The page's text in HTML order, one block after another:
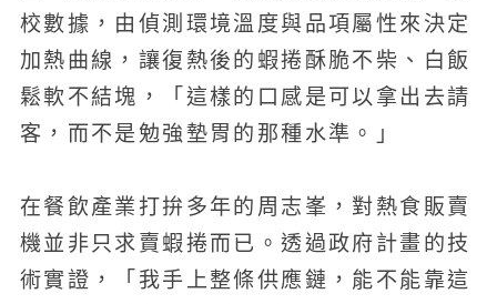
校數據，由偵測環境溫度與品項屬性來決定
加熱曲線，讓復熱後的蝦捲酥脆不柴、白飯
鬆軟不結塊，「這樣的口感是可以拿出去請
客，而不是勉強墊胃的那種水準。」
在餐飲產業打拚多年的周志峯，對熱食販賣
機並非只求賣蝦捲而已。透過政府計畫的技
術實證，「我手上整條供應鏈，能不能靠這